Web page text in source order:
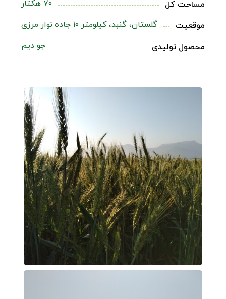
مساحت کل ۷۰ هکتار
موقعیت گلستان، گنبد، کیلومتر ۱۰ جاده نوار مرزی
محصول تولیدی جو دیم